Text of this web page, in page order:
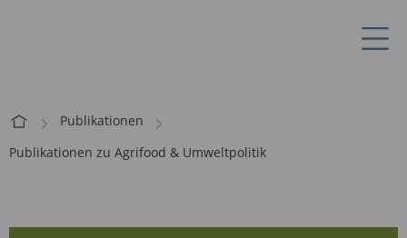
Publikationen
Publikationen zu Agrifood & Umweltpolitik